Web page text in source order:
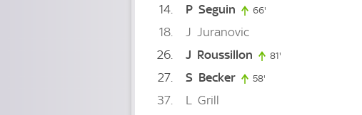
14
P Seguin 66'
18 J Juranovic
26
J Roussillon 81'
27 S Becker 58'
37 L Grill